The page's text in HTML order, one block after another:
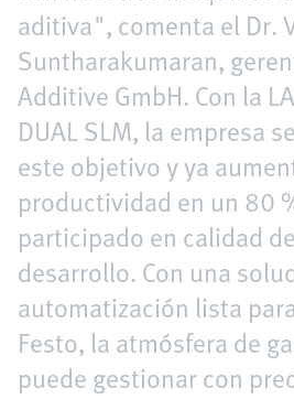
aditiva", comenta el Dr.
Suntharakumaran,
Additive GmbH. Con la
DUAL SLM, la empresa
este objetivo y ya
productividad en un 80
participado en calidad
desarrollo. Con una
automatización lista
Festo, la atmósfera de
puede gestionar con